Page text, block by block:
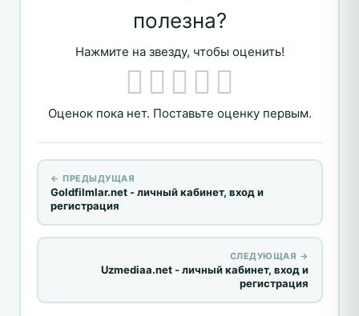
полезна?
Нажмите на звезду, чтобы оценить!
Оценок пока нет. Поставьте оценку первым.
← ПРЕДЫДУЩАЯ
Goldfilmlar.net - личный кабинет, вход и
регистрация
СЛЕДУЮЩАЯ →
Uzmediaa.net - личный кабинет, вход и
регистрация